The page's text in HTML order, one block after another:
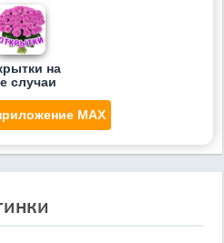
на
случаи
MAX